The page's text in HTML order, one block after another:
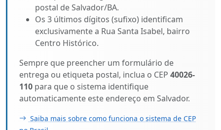
postal de Salvador/BA.
Os 3 últimos dígitos (sufixo) identificam
exclusivamente a Rua Santa Isabel, bairro
Centro Histórico.
Sempre que preencher um formulário de
entrega ou etiqueta postal, inclua o CEP 40026-
110 para que o sistema identifique
automaticamente este endereço em Salvador.
Saiba mais sobre como funciona o sistema de CEP